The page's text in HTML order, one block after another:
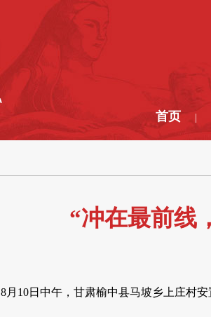
首页
“冲在最前线
8月10日中午，甘肃榆中县马坡乡上庄村